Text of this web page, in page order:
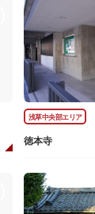
浅草中央部エリア
徳本寺